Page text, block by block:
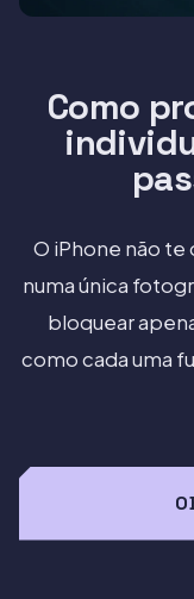
Como
O iPhone não te
numa única
bloquear
como cada uma